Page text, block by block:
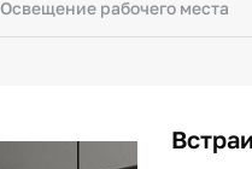
Освещение рабочего места